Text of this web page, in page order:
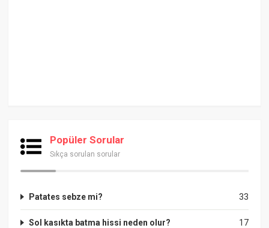
Popüler Sorular
Sıkça sorulan sorular
33
Patates sebze mi?
17
Sol kasıkta batma hissi neden olur?